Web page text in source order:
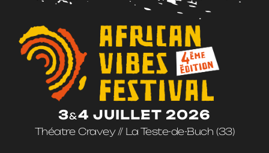
3&4 JUILLET 2026
Théatre Cravey // La Teste-de-Buch (33)